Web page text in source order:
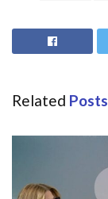
Related Posts